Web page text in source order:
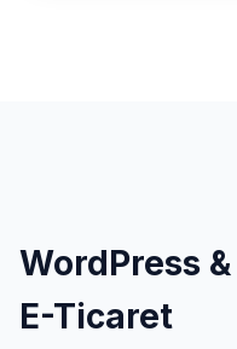
WordPress
E-Ticaret